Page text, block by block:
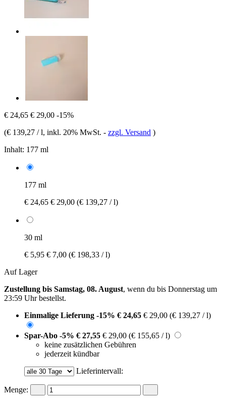
€ 24,65 € 29,00 -15%
(€ 139,27 / l, inkl. 20% MwSt. - zzgl. Versand )
Inhalt: 177 ml
177 ml
€ 24,65 € 29,00 (€ 139,27 / l)
30 ml
€ 5,95 € 7,00 (€ 198,33 / l)
Auf Lager
Zustellung bis Samstag, 08. August, wenn du bis Donnerstag um
23:59 Uhrbestellst.
Einmalige Lieferung -15% € 24,65 € 29,00 (€ 139,27 / l)
Spar-Abo -5% € 27,55 € 29,00 (€ 155,65 / l)
keine zusätzlichen Gebühren
jederzeit kündbar
Lieferintervall:
Menge: